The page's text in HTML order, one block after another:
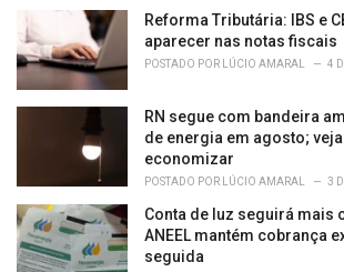
Reforma Tributária: IBS e
aparecer nas notas fiscais
POSTADO POR LÚCIO AMARAL 4
RN segue com bandeira
de energia em agosto;
economizar
POSTADO POR LÚCIO AMARAL 3
Conta de luz seguirá mais
ANEEL mantém cobrança
seguida